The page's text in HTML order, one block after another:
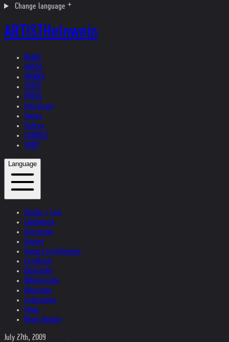
Change language
ARTISTHelnwein
NEWS
ARTIST
WORKS
TEXTS
PRESS
Interviews
Topics
Videos
CONTACT
SHOP
Language
Studio + Live
Exhibitions
Interviews
Quotes
Quotes by Helnwein
Feedback
Biography
Bibliography
Museums
Collections
Films
News Update
July 27th, 2009